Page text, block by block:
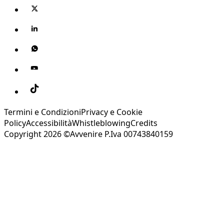
Termini e CondizioniPrivacy e Cookie
PolicyAccessibilitàWhistleblowingCredits
Copyright 2026 ©Avvenire P.Iva 00743840159